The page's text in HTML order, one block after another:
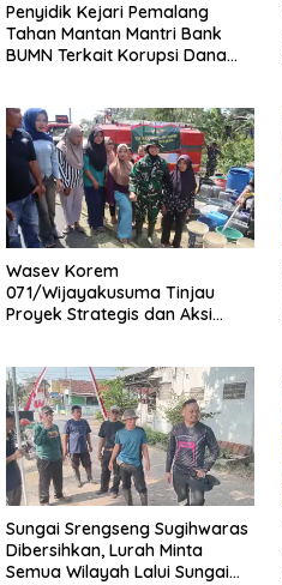
Penyidik Kejari Pemalang
Tahan Mantan Mantri Bank
BUMN Terkait Korupsi Dana
Wasev Korem
071/Wijayakusuma Tinjau
Proyek Strategis dan Aksi
Sungai Srengseng Sugihwaras
Dibersihkan, Lurah Minta
Semua Wilayah Lalui Sungai